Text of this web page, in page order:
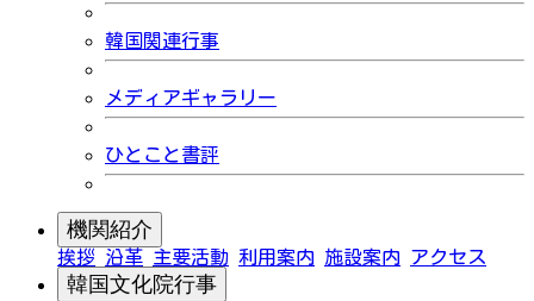
韓国関連行事
メディアギャラリー
ひとこと書評
機関紹介
挨拶 沿革 主要活動 利用案内 施設案内 アクセス
韓国文化院行事